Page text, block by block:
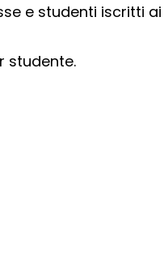
e studenti iscritti ai
studente.